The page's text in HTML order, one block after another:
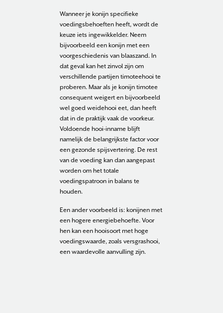
Wanneer je konijn specifieke
voedingsbehoeften heeft, wordt de
keuze iets ingewikkelder. Neem
bijvoorbeeld een konijn met een
voorgeschiedenis van blaaszand. In
dat geval kan het zinvol zijn om
verschillende partijen timoteehooi te
proberen. Maar als je konijn timotee
consequent weigert en bijvoorbeeld
wel goed weidehooi eet, dan heeft
dat in de praktijk vaak de voorkeur.
Voldoende hooi-inname blijft
namelijk de belangrijkste factor voor
een gezonde spijsvertering. De rest
van de voeding kan dan aangepast
worden om het totale
voedingspatroon in balans te
houden.
Een ander voorbeeld is: konijnen met
een hogere energiebehoefte. Voor
hen kan een hooisoort met hoge
voedingswaarde, zoals versgrashooi,
een waardevolle aanvulling zijn.